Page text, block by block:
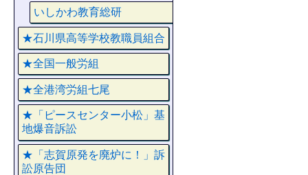
いしかわ教育総研
★石川県高等学校教職員組合
★全国一般労組
★全港湾労組七尾
★「ピースセンター小松」基
地爆音訴訟
★「志賀原発を廃炉に！」訴
訟原告団